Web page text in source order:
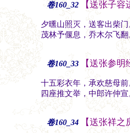
卷160_32 【送张子
夕曛山照灭，送客出柴
茂林予偃息，乔木尔飞
卷160_33 【送张参
十五彩衣年，承欢慈母
四座推文举，中郎许仲
卷160_34 【送张祥之